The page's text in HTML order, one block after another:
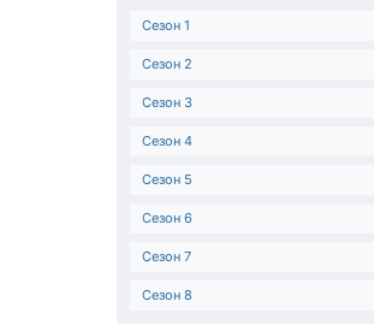
Сезон 1
Сезон 2
Сезон 3
Сезон 4
Сезон 5
Сезон 6
Сезон 7
Сезон 8